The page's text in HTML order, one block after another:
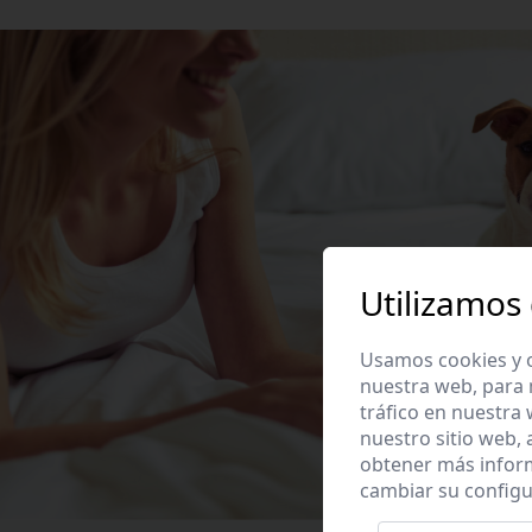
Utilizamos
Usamos cookies
nuestra web, para
tráfico en nuestra
nuestro sitio web,
obtener más
cambiar su